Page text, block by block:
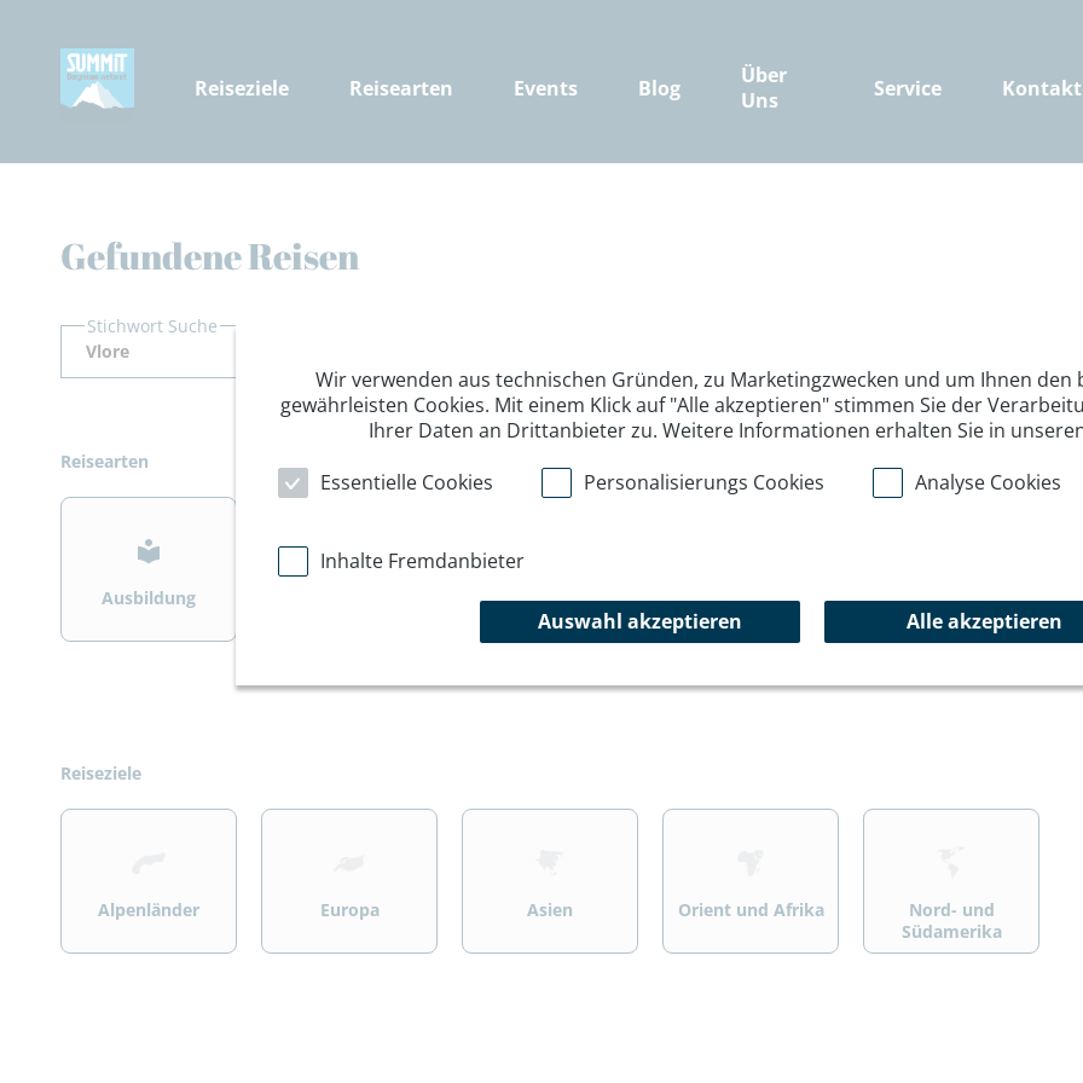
Reiseziele Reisearten Events Blog
Über
Uns
Service Kontakt
Gefundene Reisen
Stichwort Suche
Reisearten
>
Ausbildung Wintersport Wandern/Trekking Summit Specials
Reiseziele
>
Alpenländer
>
Europa
>
Asien
>
Orient und Afrika
>
Nord- und
Südamerika
Wir verwenden aus technischen Gründen, zu Marketingzwecken und um Ihnen den
gewährleisten Cookies. Mit einem Klick auf "Alle akzeptieren" stimmen Sie der
Ihrer Daten an Drittanbieter zu. Weitere Informationen erhalten Sie in
Essentielle Cookies
Personalisierungs Cookies Analyse Cookies
Inhalte Fremdanbieter
Auswahl akzeptieren Alle akzeptieren